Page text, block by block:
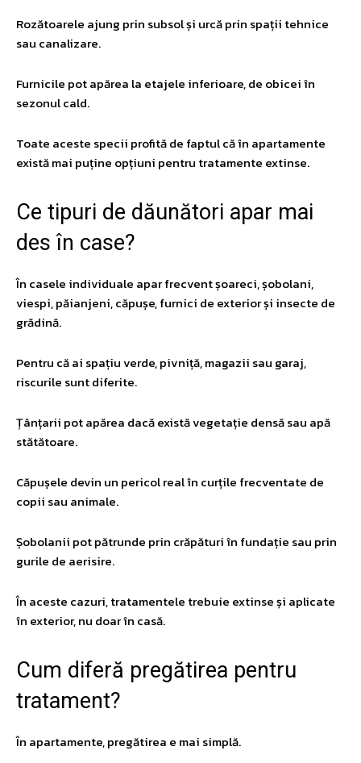
Rozătoarele ajung prin subsol și urcă prin spații tehnice
sau canalizare.
Furnicile pot apărea la etajele inferioare, de obicei în
sezonul cald.
Toate aceste specii profită de faptul că în apartamente
există mai puține opțiuni pentru tratamente extinse.
​Ce tipuri de dăunători apar mai
des în case?
În casele individuale apar frecvent șoareci, șobolani,
viespi, păianjeni, căpușe, furnici de exterior și insecte de
grădină.
Pentru că ai spațiu verde, pivniță, magazii sau garaj,
riscurile sunt diferite.
Țânțarii pot apărea dacă există vegetație densă sau apă
stătătoare.
Căpușele devin un pericol real în curțile frecventate de
copii sau animale.
Șobolanii pot pătrunde prin crăpături în fundație sau prin
gurile de aerisire.
În aceste cazuri, tratamentele trebuie extinse și aplicate
în exterior, nu doar în casă.
​Cum diferă pregătirea pentru
tratament?
În apartamente, pregătirea e mai simplă.